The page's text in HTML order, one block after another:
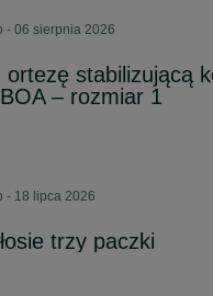
- 06 sierpnia 2026
ortezę stabilizującą
– rozmiar 1
- 18 lipca 2026
trzy paczki